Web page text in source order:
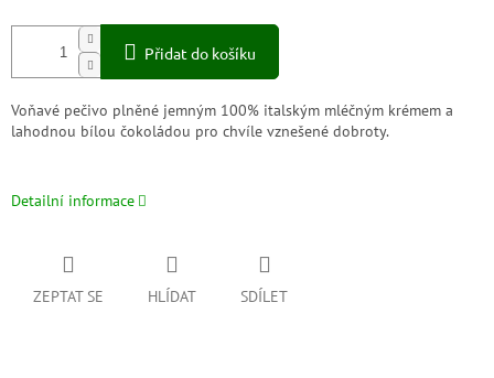
Přidat do košíku
Voňavé pečivo plněné jemným 100% italským mléčným krémem a
lahodnou bílou čokoládou pro chvíle vznešené dobroty.
Detailní informace
ZEPTAT SE HLÍDAT SDÍLET